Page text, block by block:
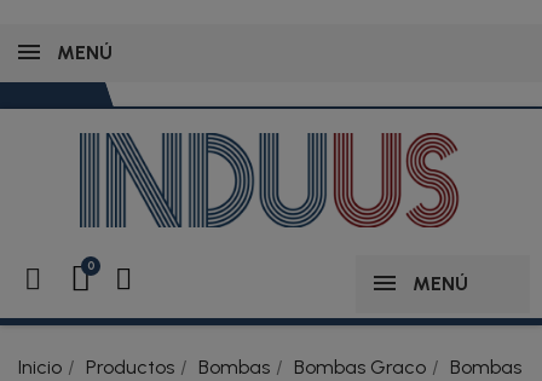
MENÚ
MENÚ
Inicio Productos Bombas Bombas Graco
Bombas